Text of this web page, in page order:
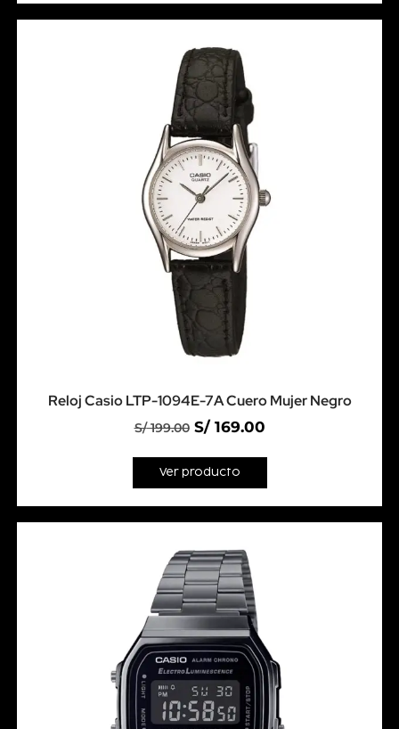
Reloj Casio LTP-1094E-7A Cuero Mujer Negro
S/199.00 S/169.00
Ver producto